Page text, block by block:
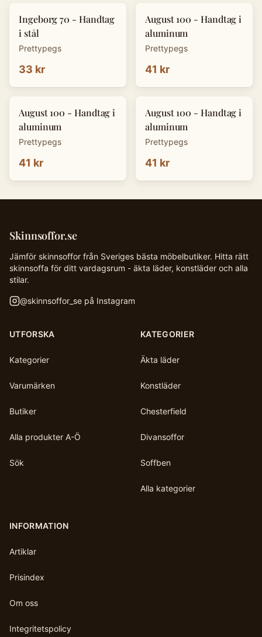
Ingeborg 70 - Handtag
i stål
Prettypegs
33 kr
August 100 - Handtag i
aluminum
Prettypegs
41 kr
August 100 - Handtag i
aluminum
Prettypegs
41 kr
August 100 - Handtag i
aluminum
Prettypegs
41 kr
Skinnsoffor.se
Jämför skinnsoffor från Sveriges bästa möbelbutiker. Hitta rätt
skinnsoffa för ditt vardagsrum - äkta läder, konstläder och alla
stilar.
@skinnsoffor_se på Instagram
UTFORSKA
Kategorier
Varumärken
Butiker
Alla produkter A-Ö
Sök
KATEGORIER
Äkta läder
Konstläder
Chesterfield
Divansoffor
Soffben
Alla kategorier
INFORMATION
Artiklar
Prisindex
Om oss
Integritetspolicy